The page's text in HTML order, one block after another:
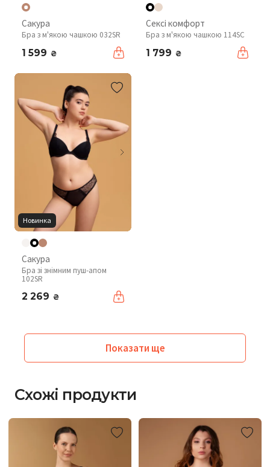
Сакура
Бра з м'якою чашкою 032SR
1 599 ₴
Сексі комфорт
Бра з м'якою чашкою 114SC
1 799 ₴
Новинка
Сакура
Бра зі знімним пуш-апом
102SR
2 269 ₴
Показати ще
Схожі продукти